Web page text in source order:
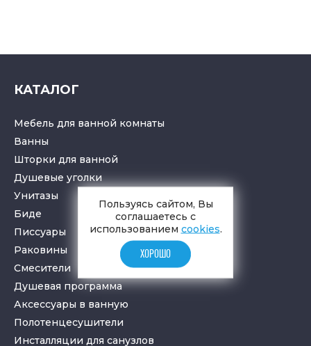
КАТАЛОГ
Мебель для ванной комнаты
Ванны
Шторки для ванной
Душевые уголки
Унитазы
Биде
Писсуары
Раковины
Смесители
Душевая программа
Аксессуары в ванную
Полотенцесушители
Инсталляции для санузлов
Пользуясь сайтом, Вы
соглашаетесь с
использованием cookies.
ХОРОШО